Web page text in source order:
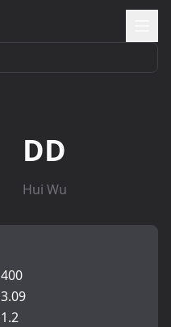
DD
Hui Wu
400
3.09
1.2